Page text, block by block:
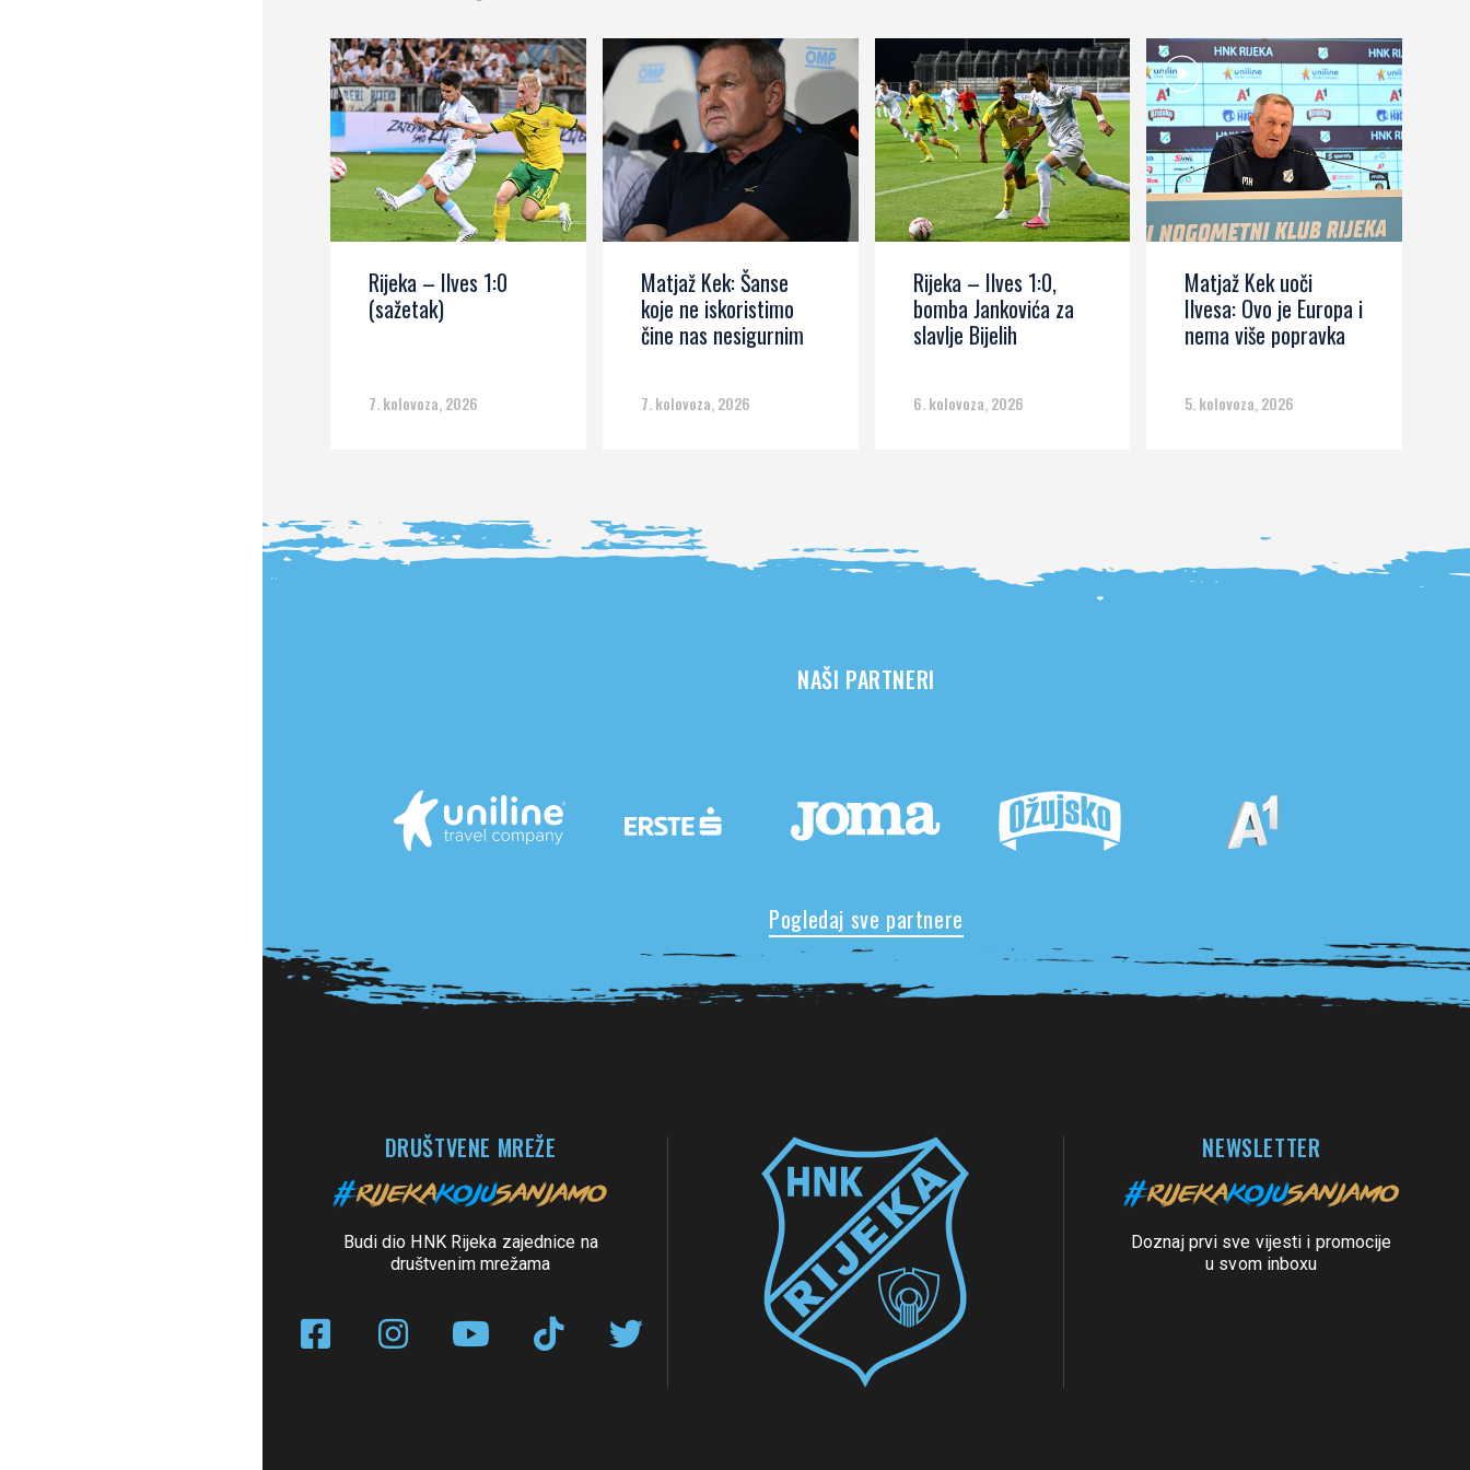
Rijeka – Ilves 1:0
(sažetak)
7. kolovoza, 2026
Matjaž Kek: Šanse
koje ne iskoristimo
čine nas nesigurnim
7. kolovoza, 2026
Rijeka – Ilves 1:0,
bomba Jankovića za
slavlje Bijelih
6. kolovoza, 2026
Matjaž Kek uoči
Ilvesa: Ovo je Europa i
nema više popravka
5. kolovoza, 2026
NAŠI PARTNERI
Pogledaj sve partnere
DRUŠTVENE MREŽE
Budi dio HNK Rijeka zajednice na
društvenim mrežama
NEWSLETTER
Doznaj prvi sve vijesti i promocije
u svom inboxu